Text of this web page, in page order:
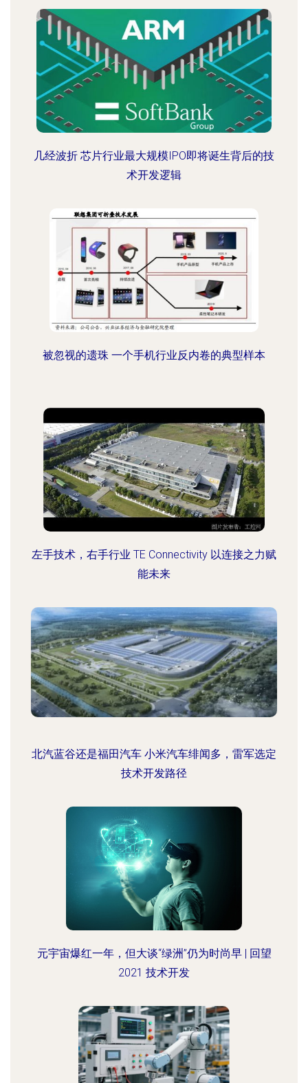
几经波折 芯片行业最大规模IPO即将诞生背后的技
术开发逻辑
被忽视的遗珠 一个手机行业反内卷的典型样本
左手技术，右手行业 TE Connectivity 以连接之力赋
能未来
北汽蓝谷还是福田汽车 小米汽车绯闻多，雷军选定
技术开发路径
元宇宙爆红一年，但大谈“绿洲”仍为时尚早 | 回望
2021 技术开发